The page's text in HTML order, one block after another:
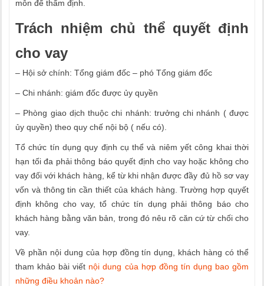
môn để thẩm định.
Trách nhiệm chủ thể quyết định
cho vay
– Hội sở chính: Tổng giám đốc – phó Tổng giám đốc
– Chi nhánh: giám đốc được ủy quyền
– Phòng giao dịch thuộc chi nhánh: trưởng chi nhánh ( được
ủy quyền) theo quy chế nội bộ ( nếu có).
Tổ chức tín dụng quy định cụ thể và niêm yết công khai thời
hạn tối đa phải thông báo quyết định cho vay hoặc không cho
vay đối với khách hàng, kể từ khi nhận được đầy đủ hồ sơ vay
vốn và thông tin cần thiết của khách hàng. Trường hợp quyết
định không cho vay, tổ chức tín dụng phải thông báo cho
khách hàng bằng văn bản, trong đó nêu rõ căn cứ từ chối cho
vay.
Về phần nội dung của hợp đồng tín dụng, khách hàng có thể
tham khảo bài viết nội dung của hợp đồng tín dụng bao gồm
những điều khoản nào?